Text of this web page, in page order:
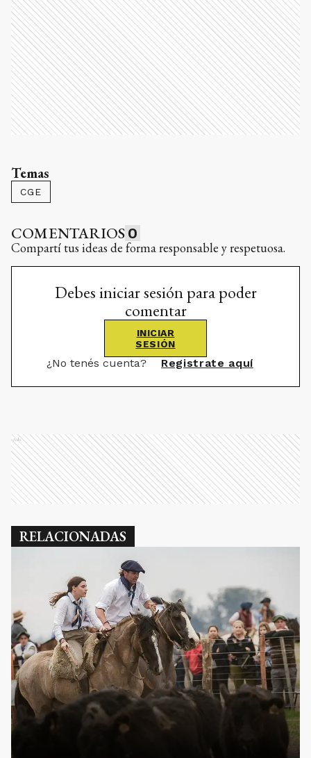
Temas
CGE
COMENTARIOS 0
Compartí tus ideas de forma responsable y respetuosa.
Debes iniciar sesión para poder
comentar
INICIAR
SESIÓN
¿No tenés cuenta? Registrate aquí
Ads
RELACIONADAS